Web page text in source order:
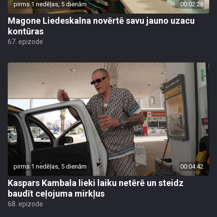
pirms 1 nedēļas, 5 dienām 00:02:28
Magone Liedeskalna novērtē savu jauno uzacu
kontūras
67. epizode
pirms 1 nedēļas, 5 dienām 00:04:42
Kaspars Kambala lieki laiku netērē un steidz
baudīt ceļojuma mirkļus
68. epizode